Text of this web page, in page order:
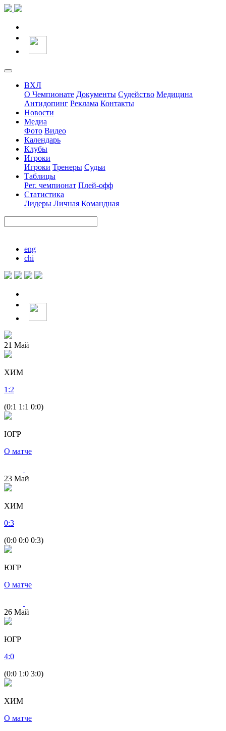
ВХЛ
О Чемпионате Документы Судейство Медицина
Антидопинг Реклама Контакты
Новости
Медиа
Фото Видео
Календарь
Клубы
Игроки
Игроки Тренеры Судьи
Таблицы
Рег. чемпионат Плей-офф
Статистика
Лидеры Личная Командная
eng
chi
21 Май
ХИМ
1 :2
(0:1 1:1 0:0)
ЮГР
О матче
23 Май
ХИМ
0:3
(0:0 0:0 0:3)
ЮГР
О матче
26 Май
ЮГР
4:0
(0:0 1:0 3:0)
ХИМ
О матче